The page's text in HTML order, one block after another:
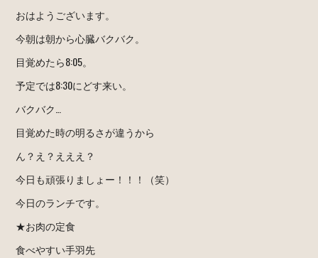
おはようございます。
今朝は朝から心臓バクバク。
目覚めたら8:05。
予定では8:30にどす来い。
バクバク…
目覚めた時の明るさが違うから
ん？え？えええ？
今日も頑張りましょー！！！（笑）
今日のランチです。
★お肉の定食
食べやすい手羽先